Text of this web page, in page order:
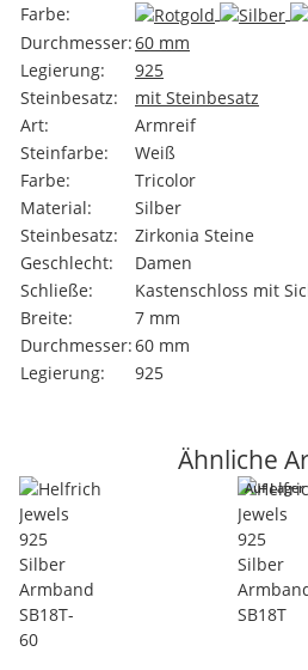
Farbe:
Durchmesser:60 mm
Legierung:
925
Steinbesatz:
mit Steinbesatz
Art:
Armreif
Steinfarbe:
Weiß
Farbe:
Tricolor
Material:
Silber
Steinbesatz:
Zirkonia Steine
Geschlecht:
Damen
Schließe:
Kastenschloss mit
Breite:
7 mm
Durchmesser:60 mm
Legierung:
925
Ähnliche
Auf Lager